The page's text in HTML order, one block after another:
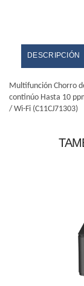
DESCRIPCIÓN
Multifunción Chorro
continúo Hasta 10
/ Wi-Fi (C11CJ71303)